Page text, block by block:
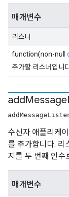
매개변수
리스너
function(non-null
추가할 리스너입니
addMessage
수신자 애플리케
를 추가합니다. 리
지를 두 번째 인수
매개변수